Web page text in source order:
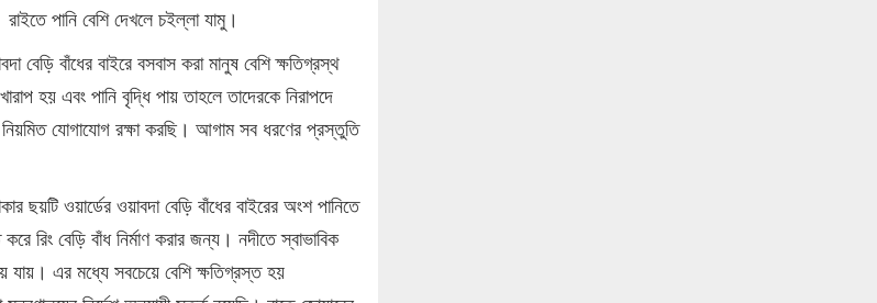
পানি বেশি দেখলে চইল্লা যামু।
বেড়ি বাঁধের বাইরে বসবাস করা মানুষ বেশি ক্ষতিগ্রস্থ
হয় এবং পানি বৃদ্ধি পায় তাহলে তাদেরকে নিরাপদে
যোগাযোগ রক্ষা করছি। আগাম সব ধরণের প্রস্তুতি
ওয়ার্ডের ওয়াবদা বেড়ি বাঁধের বাইরের অংশ পানিতে
রিং বেড়ি বাঁধ নির্মাণ করার জন্য। নদীতে স্বাভাবিক
যায়। এর মধ্যে সবচেয়ে বেশি ক্ষতিগ্রস্ত হয়